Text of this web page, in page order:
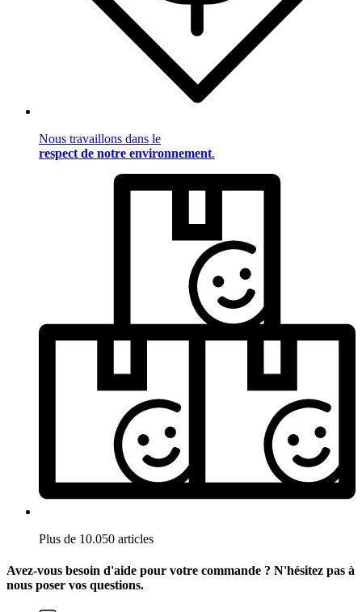
Nous travaillons dans le
respect de notre environnement.
Plus de 10.050 articles
Avez-vous besoin d'aide pour votre commande ? N'hésitez pas à
nous poser vos questions.